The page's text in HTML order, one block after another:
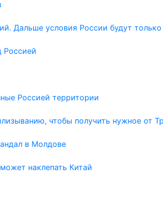
Дальше условия России будут
Россией
Россией территории
чтобы получить нужное от
в Молдове
наклепать Китай